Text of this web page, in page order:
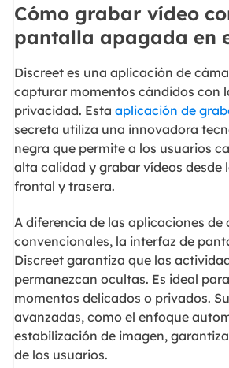
Cómo grabar vídeo
pantalla apagada en
Discreet es una aplicación de
capturar momentos cándidos con
privacidad. Esta aplicación de
secreta utiliza una innovadora
negra que permite a los usuarios
alta calidad y grabar vídeos desde
frontal y trasera.
A diferencia de las aplicaciones de
convencionales, la interfaz de
Discreet garantiza que las
permanezcan ocultas. Es ideal
momentos delicados o privados.
avanzadas, como el enfoque
estabilización de imagen,
de los usuarios.